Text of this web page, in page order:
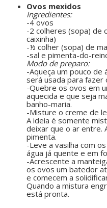
Ovos mexidos
Ingredientes:
-4 ovos
-2 colheres (sopa) de
caixinha)
-½ colher (sopa) de
-sal e pimenta-do-
Modo de preparo:
-Aqueça um pouco de
será usada para fazer
-Quebre os ovos em
aquecida e que seja
banho-maria.
-Misture o creme de
A ideia é somente
deixar que o ar entre.
pimenta.
-Leve a vasilha com
água já quente e em
-Acrescente a
os ovos um batedor
e comecem a
Quando a mistura
está pronta.